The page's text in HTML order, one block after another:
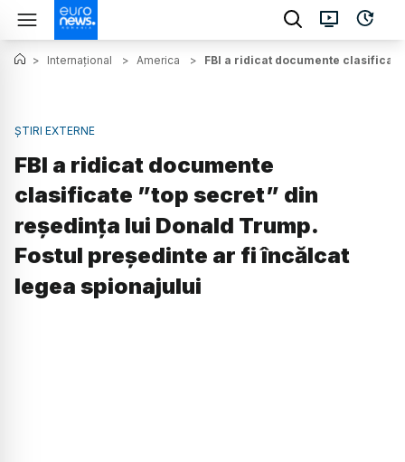
> Internațional > America > FBI a ridicat documente
ȘTIRI EXTERNE
FBI a ridicat documente
clasificate ”top secret” din
reședința lui Donald Trump.
Fostul președinte ar fi încălcat
legea spionajului